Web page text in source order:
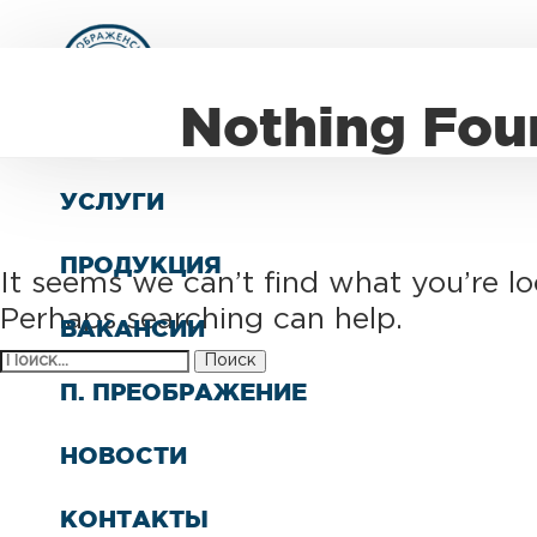
СТРУКТУРА
УСЛУГИ
ПРОДУКЦИЯ
ВАКАНСИИ
П. ПРЕОБРАЖЕНИЕ
НОВОСТИ
КОНТАКТЫ
Nothing
It seems we can’t find what you’re
Perhaps searching can help.
Найти: